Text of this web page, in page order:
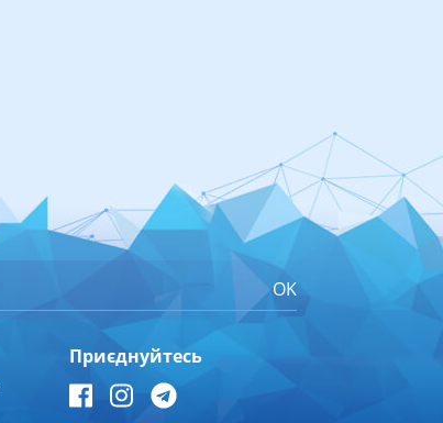
OK
Приєднуйтесь